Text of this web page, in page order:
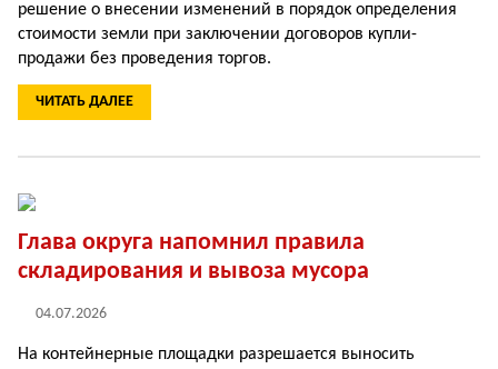
решение о внесе­нии изменений в порядок определения
стоимости земли при заключении до­говоров купли-
продажи без проведения торгов.
ЧИТАТЬ ДАЛЕЕ
Глава округа напомнил правила
складирования и вывоза мусора
04.07.2026
На контейнерные площадки разрешается выносить